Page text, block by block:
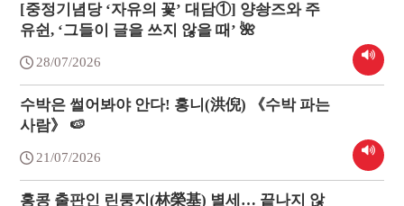
[중정기념당 ‘자유의 꽃’ 대담①] 양솽즈와 주
유쉰, ‘그들이 글을 쓰지 않을 때’ 🌺
28/07/2026
수박은 썰어봐야 안다! 홍니(洪倪) 《수박 파는
사람》 🍉
21/07/2026
홍콩 출판인 린룽지(林榮基) 별세… 끝나지 않